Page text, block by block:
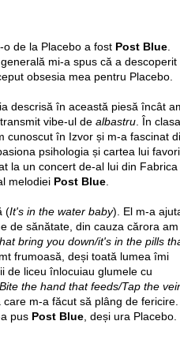
de la Placebo a fost Post Blue.
mi-a spus că a descoperit
obsesia mea pentru Placebo.
descrisă în această piesă încât
vibe-ul de albastru. În clasa
cunoscut în Izvor și m-a fascinat
psihologia și cartea lui
la un concert de-al lui din Fabrica
melodiei Post Blue.
(It's in the water baby). El m-a
de sănătate, din cauza cărora am
bring you down/it's in the pills
frumoasă, deși toată lumea îmi
de liceu înlocuiau glumele cu
Bite the hand that feeds/Tap the
m-a făcut să plâng de fericire.
pus Post Blue, deși ura Placebo.